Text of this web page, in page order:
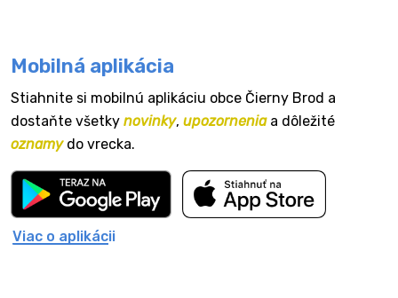
Mobilná aplikácia
Stiahnite si mobilnú aplikáciu obce Čierny Brod a
dostaňte všetky novinky, upozorneniaa dôležité
oznamydo vrecka.
Viac o aplikácii